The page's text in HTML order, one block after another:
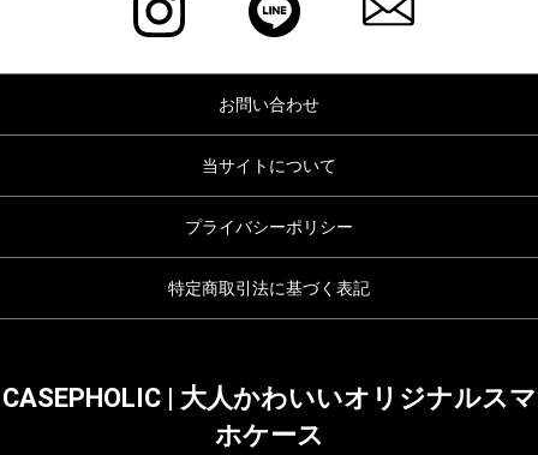
お問い合わせ
当サイトについて
プライバシーポリシー
特定商取引法に基づく表記
CASEPHOLIC | 大人かわいいオリジナルスマ
ホケース